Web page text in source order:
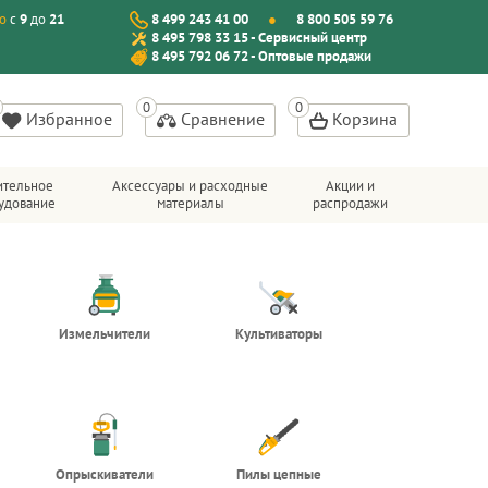
с9до 21 8 499 243 41 00
8 800 505 59 76
8 495 798 33 15 - Сервисный центр
8 495 792 06 72 - Оптовые продажи
Избранное Сравнение Корзина
Аксессуары и расходные
материалы
Акции и
распродажи
Измельчители Культиваторы
Опрыскиватели Пилы цепные